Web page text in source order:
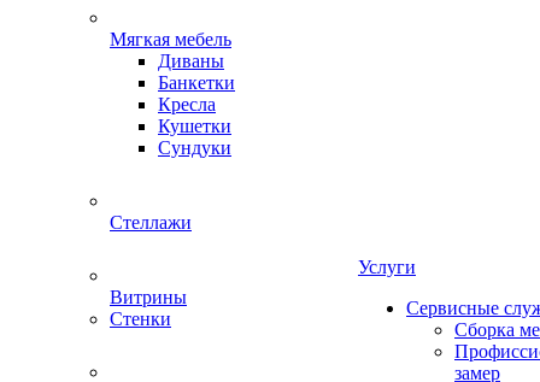
Мягкая мебель
Диваны
Банкетки
Кресла
Кушетки
Сундуки
Стеллажи
Витрины
Стенки
Услуги
Сервисные
Сборка
замер